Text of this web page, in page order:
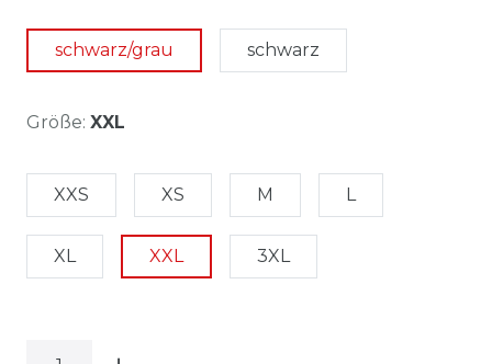
schwarz/grau schwarz
Größe: XXL
XXS XS M L
XL XXL 3XL